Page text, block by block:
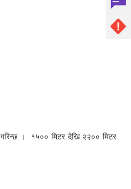
गरिन्छ । १५०० मिटर देखि २२०० मिटर